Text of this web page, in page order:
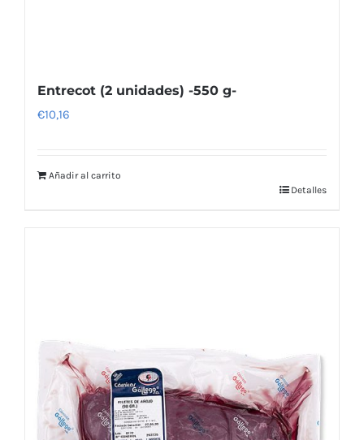
Entrecot (2 unidades) -550 g-
€10,16
Añadir al carrito
Detalles